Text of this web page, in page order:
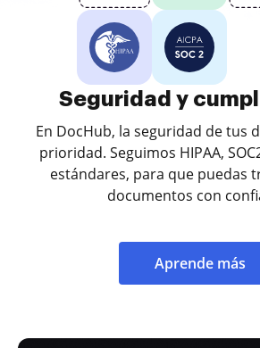
Seguridad y
En DocHub, la seguridad de tus
prioridad. Seguimos HIPAA,
estándares, para que puedas
documentos con
Aprende más